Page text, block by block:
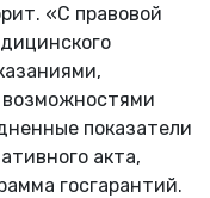
«С правовой
возможностями
показатели
акта,
госгарантий.